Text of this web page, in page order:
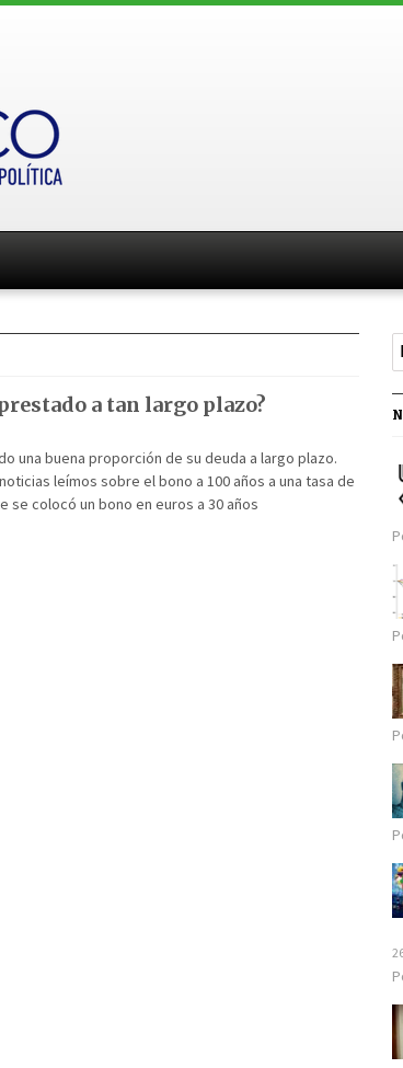
a tan largo plazo?
una buena proporción de su deuda a largo plazo.
leímos sobre el bono a 100 años a una tasa de
colocó un bono en euros a 30 años